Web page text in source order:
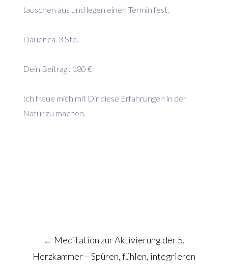
tauschen aus und legen einen Termin fest.
Dauer ca. 3 Std.
Dein Beitrag : 180 €
Ich freue mich mit Dir diese Erfahrungen in der
Natur zu machen.
navigation
← Meditation zur Aktivierung der 5.
Herzkammer – Spüren, fühlen, integrieren